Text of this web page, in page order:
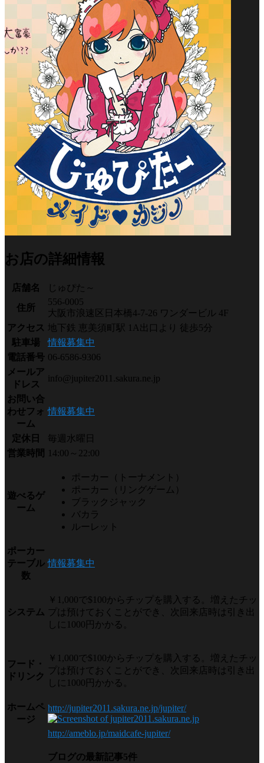
お店の詳細情報
店舗名
じゅぴた～
住所
556-0005
大阪市浪速区日本橋4-7-26 ワンダービル 4F
アクセス 地下鉄 恵美須町駅 1A出口より 徒歩5分
駐車場
情報募集中
電話番号 06-6586-9306
メールア
ドレス
info@jupiter2011.sakura.ne.jp
お問い合
わせフォ
ーム
情報募集中
定休日
毎週水曜日
営業時間
14:00～22:00
遊べるゲ
ーム
ポーカー（トーナメント）
ポーカー（リングゲーム）
ブラックジャック
バカラ
ルーレット
ポーカー
テーブル
数
情報募集中
システム
￥1,000で$100からチップを購入する。増えたチッ
プは預けておくことができ、次回来店時は引き出
しに1000円かかる。
フード・
ドリンク
￥1,000で$100からチップを購入する。増えたチッ
プは預けておくことができ、次回来店時は引き出
しに1000円かかる。
ホームペ
ージ
http://jupiter2011.sakura.ne.jp/jupiter/
http://ameblo.jp/maidcafe-jupiter/
ブログの最新記事5件